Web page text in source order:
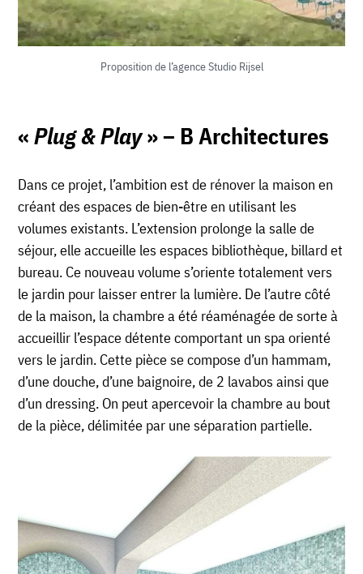
Proposition de l’agence Studio Rijsel
«Plug & Play» – B Architectures
Dans ce projet, l’ambition est de rénover la maison en
créant des espaces de bien-être en utilisant les
volumes existants. L’extension prolonge la salle de
séjour, elle accueille les espaces bibliothèque, billard et
bureau. Ce nouveau volume s’oriente totalement vers
le jardin pour laisser entrer la lumière. De l’autre côté
de la maison, la chambre a été réaménagée de sorte à
accueillir l’espace détente comportant un spa orienté
vers le jardin. Cette pièce se compose d’un hammam,
d’une douche, d’une baignoire, de 2 lavabos ainsi que
d’un dressing. On peut apercevoir la chambre au bout
de la pièce, délimitée par une séparation partielle.